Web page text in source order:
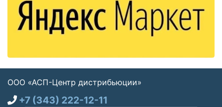
ООО «АСП-Центр дистрибьюции»
+7 (343) 222-12-11